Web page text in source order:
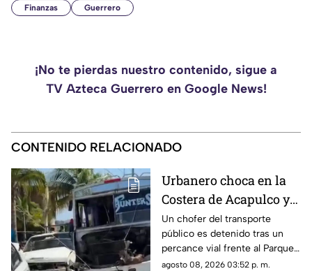
Finanzas
Guerrero
¡No te pierdas nuestro contenido, sigue a
TV Azteca Guerrero en Google News!
CONTENIDO RELACIONADO
Urbanero choca en la
Costera de Acapulco y
ocasiona severos
daños
Un chofer del transporte
público es detenido tras un
percance vial frente al Parque
de la Reina.
agosto 08, 2026 03:52 p. m.